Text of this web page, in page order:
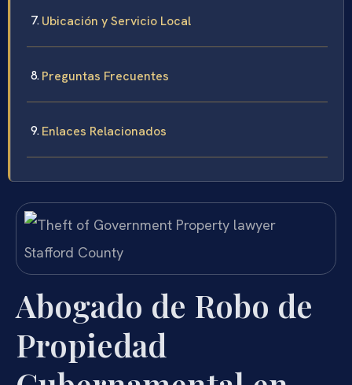
Ubicación y Servicio Local
Preguntas Frecuentes
Enlaces Relacionados
Abogado de Robo de
Propiedad